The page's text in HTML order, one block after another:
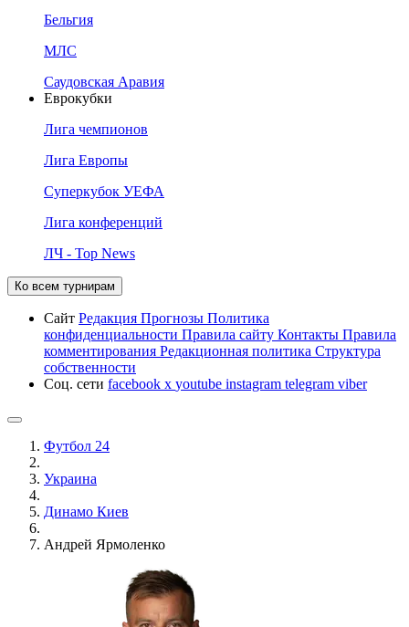
Бельгия
МЛС
Саудовская Аравия
Еврокубки
Лига чемпионов
Лига Европы
Суперкубок УЕФА
Лига конференций
ЛЧ - Top News
Ко всем турнирам
Сайт Редакция Прогнозы Политика
конфиденциальности Правила сайту Контакты Правила
комментирования Редакционная политика Структура
собственности
Соц. сети facebook x youtube instagram telegram viber
Футбол 24
Украина
Динамо Киев
Андрей Ярмоленко